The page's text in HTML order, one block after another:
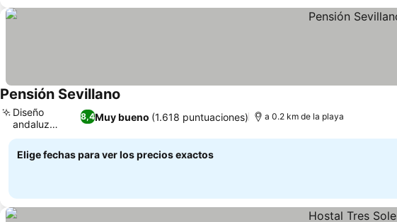
Pensión Sevillano
8,4Muy bueno (1.618 puntuaciones)
Diseño
andaluz
auténtico
a 0.2 km de la playa
Elige fechas para ver los precios exactos